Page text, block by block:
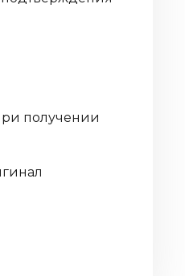
получении